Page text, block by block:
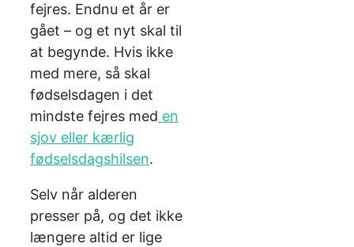
fejres. Endnu et år er
gået – og et nyt skal til
at begynde. Hvis ikke
med mere, så skal
fødselsdagen i det
mindste fejres med en
sjov eller kærlig
fødselsdagshilsen.
Selv når alderen
presser på, og det ikke
længere altid er lige